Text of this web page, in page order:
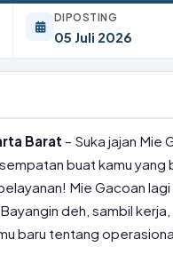
DIPOSTING
05 Juli 2026
Barat – Suka jajan Mie
buat kamu yang
Mie Gacoan lagi
deh, sambil kerja,
baru tentang